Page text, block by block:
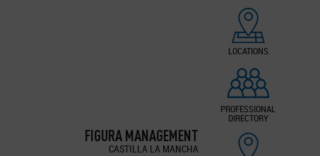
LOCATIONS
PROFESSIONAL
DIRECTORY
FIGURA MANAGEMENT
CASTILLA LA MANCHA